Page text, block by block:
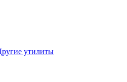
утилиты